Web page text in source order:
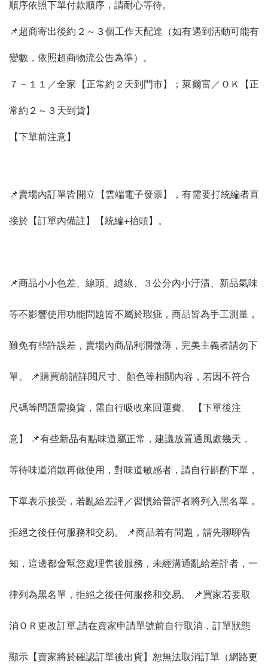
順序依照下單付款順序，請耐心等待。
📌超商寄出後約２～３個工作天配達（如有遇到活動可能有
變數，依照超商物流公告為準）。
７－１１／全家【正常約２天到門市】；萊爾富／ＯＫ【正
常約２～３天到貨】
【下單前注意】
📌賣場內訂單皆開立【雲端電子發票】，有需要打統編者直
接於【訂單內備註】【統編+抬頭】。
📌商品小小色差、線頭、縫線、３公分內小汙漬、新品氣味
等不影響使用功能問題皆不屬於瑕疵，商品皆為手工測量，
難免有些許誤差，賣場內商品利潤微薄，完美主義者請勿下
單。 📌購買前請詳閱尺寸、顏色等相關內容，若因不符合
尺碼等問題需換貨，需自行吸收來回運費。 【下單後注
意】 📌有些新品有點味道屬正常，建議放置通風處幾天，
等待味道消散再做使用，對味道敏感者，請自行斟酌下單，
下單表示接受，若亂給差評／習慣給普評者將列入黑名單，
拒絕之後任何服務和交易。 📌商品若有問題，請先聊聊告
知，這邊都會幫您處理售後服務，未經溝通亂給差評者，一
律列為黑名單，拒絕之後任何服務和交易。 📌買家若要取
消ＯＲ更改訂單,請在賣家申請單號前自行取消，訂單狀態
顯示【賣家將於確認訂單後出貨】恕無法取消訂單（網路更